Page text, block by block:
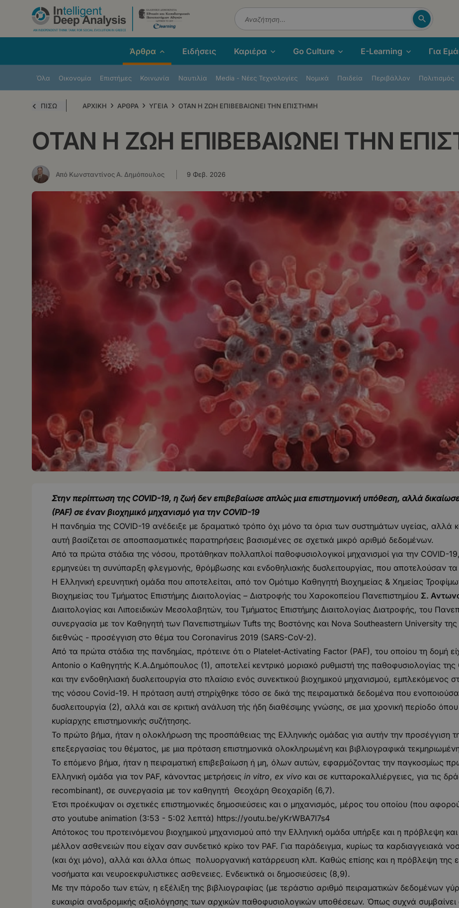
Παράκαμψη
Αναζήτηση
Αναζήτηση
Άρθρα
Όλα Οικονομία Επιστήμες Κοινωνία Ναυτιλία Μedia - Νέες Τεχνολογίες Νομικά Παιδεία Περιβάλλον Πολιτισμός
Ειδήσεις Καριέρα Go Culture E-Learning Για
ΠΙΣΩ ΑΡΧΙΚΗ › ΑΡΘΡΑ › ΥΓΕΙΑ › ΟΤΑΝ Η ΖΩΗ ΕΠΙΒΕΒΑΙΩΝΕΙ ΤΗΝ ΕΠΙΣΤΗΜΗ
ΟΤΑΝ Η ΖΩΗ ΕΠΙΒΕΒΑΙΩΝΕΙ ΤΗΝ
Από Κωνσταντίνος Α. Δημόπουλος 9 Φεβ. 2026
Στην περίπτωση της COVID-19, η ζωή δεν επιβεβαίωσε απλώς μια επιστημονική υπόθεση, αλλά
(PAF) σε έναν βιοχημικό μηχανισμό για την COVID-19
Η πανδημία της COVID-19 ανέδειξε με δραματικό τρόπο όχι μόνο τα όρια των συστημάτων υγείας, αλλά
αυτή βασίζεται σε αποσπασματικές παρατηρήσεις βασισμένες σε σχετικά μικρό αριθμό δεδομένων.
Από τα πρώτα στάδια της νόσου, προτάθηκαν πολλαπλοί παθοφυσιολογικοί μηχανισμοί για την COVID-
ερμηνεύει τη συνύπαρξη φλεγμονής, θρόμβωσης και ενδοθηλιακής δυσλειτουργίας, που αποτελούσαν τα
Η Ελληνική ερευνητική ομάδα που αποτελείται, από τον Ομότιμο Καθηγητή Βιοχημείας & Χημείας
Βιοχημείας του Τμήματος Επιστήμης Διαιτολογίας – Διατροφής του Χαροκοπείου Πανεπιστημίου Σ.
Διαιτολογίας και Λιποειδικών Μεσολαβητών, του Τμήματος Επιστήμης Διαιτολογίας Διατροφής, του
συνεργασία με τον Καθηγητή των Πανεπιστημίων Tufts της Βοστόνης και Nova Southeastern University
διεθνώς - προσέγγιση στο θέμα του Coronavirus 2019 (SARS-CoV-2).
Από τα πρώτα στάδια της πανδημίας, πρότεινε ότι ο Platelet-Activating Factor (PAF), του οποίου τη δομή
Antonio ο Καθηγητής Κ.Α.Δημόπουλος (1), αποτελεί κεντρικό μοριακό ρυθμιστή της παθοφυσιολογίας
και την ενδοθηλιακή δυσλειτουργία στο πλαίσιο ενός συνεκτικού βιοχημικού μηχανισμού,
της νόσου Covid-19. Η πρόταση αυτή στηρίχθηκε τόσο σε δικά της πειραματικά δεδομένα που
δυσλειτουργία (2), αλλά και σε κριτική ανάλυση τής ήδη διαθέσιμης γνώσης, σε μια χρονική περίοδο
κυρίαρχης επιστημονικής συζήτησης.
Το πρώτο βήμα, ήταν η ολοκλήρωση της προσπάθειας της Ελληνικής ομάδας για αυτήν την προσέγγιση
επεξεργασίας του θέματος, με μια πρόταση επιστημονικά ολοκληρωμένη και βιβλιογραφικά
Το επόμενο βήμα, ήταν η πειραματική επιβεβαίωση ή μη, όλων αυτών, εφαρμόζοντας την παγκοσμίως
Ελληνική ομάδα για τον PAF, κάνοντας μετρήσεις in vitro, ex vivo και σε κυτταροκαλλιέργειες, για τις
recombinant), σε συνεργασία με τον καθηγητή Θεοχάρη Θεοχαρίδη (6,7).
Έτσι προέκυψαν οι σχετικές επιστημονικές δημοσιεύσεις και ο μηχανισμός, μέρος του οποίου (που
στο youtube animation (3:53 - 5:02 λεπτά) https://youtu.be/yKrWBA7l7s4
Απότοκος του προτεινόμενου βιοχημικού μηχανισμού από την Ελληνική ομάδα υπήρξε και η πρόβλεψη
μέλλον ασθενειών που είχαν σαν συνδετικό κρίκο τον PAF. Για παράδειγμα, κυρίως τα καρδιαγγειακά
(και όχι μόνο), αλλά και άλλα όπως πολυοργανική κατάρρευση κλπ. Καθώς επίσης και η πρόβλεψη της
νοσήματα και νευροεκφυλιστικες ασθενειες. Ενδεικτικά οι δημοσιεύσεις (8,9).
Με την πάροδο των ετών, η εξέλιξη της βιβλιογραφίας (με τεράστιο αριθμό πειραματικών δεδομένων
ευκαιρία αναδρομικής αξιολόγησης των αρχικών παθοφυσιολογικών υποθέσεων. Όπως συχνά